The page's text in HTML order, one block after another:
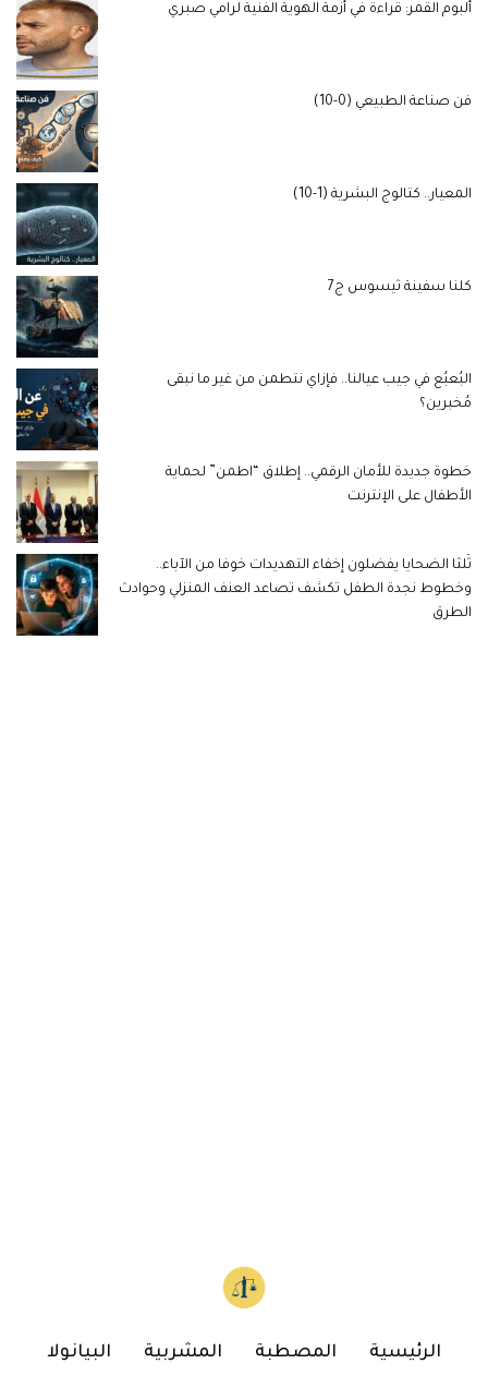
ألبوم القمر: قراءة في أزمة الهوية الفنية لرامي صبري
فن صناعة الطبيعي (0-10)
المعيار.. كتالوج البشرية (1-10)
كلنا سفينة ثيسوس ج7
البُعبُع في جيب عيالنا.. فإزاي نتطمن من غير ما نبقى
مُخبرين؟
خطوة جديدة للأمان الرقمي.. إطلاق “اطمن” لحماية
الأطفال على الإنترنت
ثُلثا الضحايا يفضلون إخفاء التهديدات خوفا من الآباء..
وخطوط نجدة الطفل تكشف تصاعد العنف المنزلي وحوادث
الطرق
الرئيسية المصطبة المشربية البيانولا